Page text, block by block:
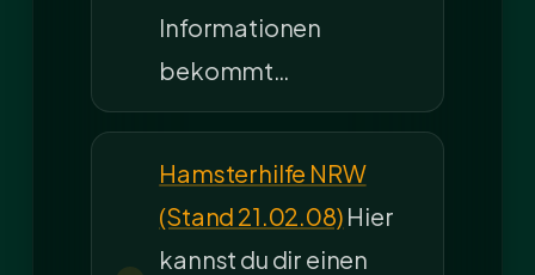
Informationen
bekommt…
Hamsterhilfe NRW
(Stand 21.02.08) Hier
kannst du dir einen